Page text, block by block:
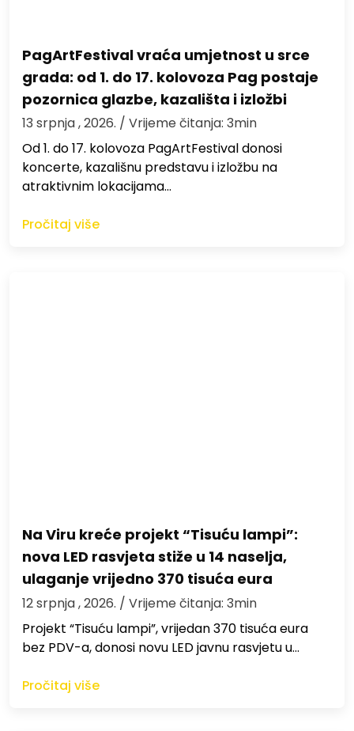
PagArtFestival vraća umjetnost u srce
grada: od 1. do 17. kolovoza Pag postaje
pozornica glazbe, kazališta i izložbi
13 srpnja , 2026. / Vrijeme čitanja: 3min
Od 1. do 17. kolovoza PagArtFestival donosi
koncerte, kazališnu predstavu i izložbu na
atraktivnim lokacijama…
Pročitaj više
Na Viru kreće projekt “Tisuću lampi”:
nova LED rasvjeta stiže u 14 naselja,
ulaganje vrijedno 370 tisuća eura
12 srpnja , 2026. / Vrijeme čitanja: 3min
Projekt “Tisuću lampi”, vrijedan 370 tisuća eura
bez PDV-a, donosi novu LED javnu rasvjetu u…
Pročitaj više